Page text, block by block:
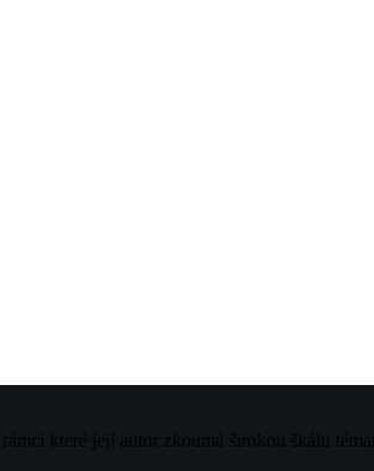
které její autor zkoumá širokou škálu